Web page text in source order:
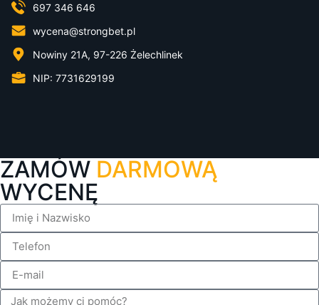
697 346 646
wycena@strongbet.pl
Nowiny 21A, 97-226 Żelechlinek
NIP: 7731629199
ZAMÓW DARMOWĄ
WYCENĘ